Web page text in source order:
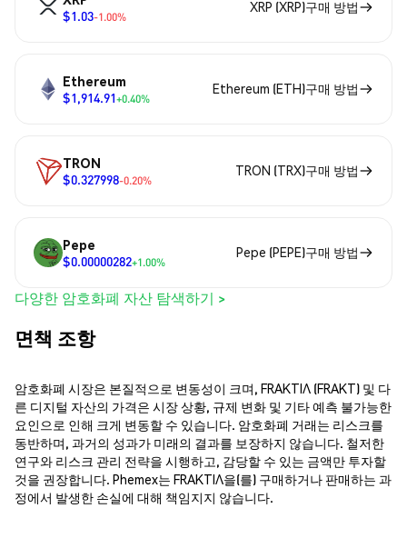
$1.03-1.00%
XRP (XRP)구매 방법
Ethereum
$1,914.91+0.40%
Ethereum (ETH)구매 방법
TRON
$0.327998-0.20%
TRON (TRX)구매 방법
Pepe
$0.00000282+1.00%
Pepe (PEPE)구매 방법
다양한 암호화폐 자산 탐색하기 >
면책 조항
암호화폐 시장은 본질적으로 변동성이 크며, FRAKTIΛ (FRAKT) 및 다
른 디지털 자산의 가격은 시장 상황, 규제 변화 및 기타 예측 불가능한
요인으로 인해 크게 변동할 수 있습니다. 암호화폐 거래는 리스크를
동반하며, 과거의 성과가 미래의 결과를 보장하지 않습니다. 철저한
연구와 리스크 관리 전략을 시행하고, 감당할 수 있는 금액만 투자할
것을 권장합니다. Phemex는 FRAKTIΛ을(를) 구매하거나 판매하는 과
정에서 발생한 손실에 대해 책임지지 않습니다.